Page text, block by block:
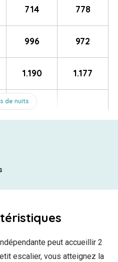
de nuits
714 778
996 972
1.190 1.177
peut accueillir 2
escalier, vous atteignez la